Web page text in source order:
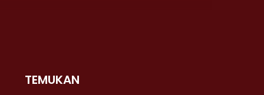
TEMUKAN